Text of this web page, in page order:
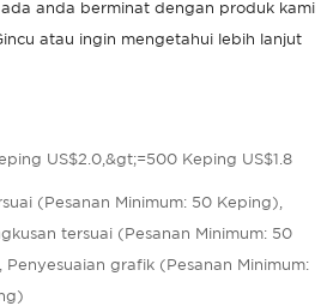
anda berminat dengan produk kami
atau ingin mengetahui lebih lanjut
US$2.0,&gt;=500 Keping US$1.8
(Pesanan Minimum: 50 Keping),
tersuai (Pesanan Minimum: 50
Penyesuaian grafik (Pesanan Minimum: